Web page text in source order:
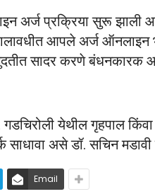
अर्ज प्रक्रिया सुरू झाली
आपले अर्ज ऑनलाइन
सादर करणे बंधनकारक
गडचिरोली येथील गृहपाल
असे डॉ. सचिन
Email